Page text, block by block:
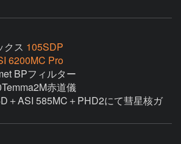
クス 105SDP
6200MC Pro
BPフィルター
赤道儀
＋ASI 585MC＋PHD2にて彗星核ガ